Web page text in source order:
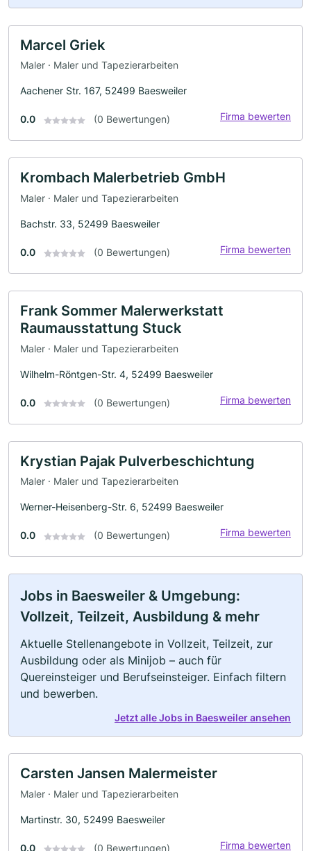
Marcel Griek
Maler · Maler und Tapezierarbeiten
Aachener Str. 167, 52499 Baesweiler
0.0 (0 Bewertungen) Firma bewerten
Krombach Malerbetrieb GmbH
Maler · Maler und Tapezierarbeiten
Bachstr. 33, 52499 Baesweiler
0.0 (0 Bewertungen) Firma bewerten
Frank Sommer Malerwerkstatt
Raumausstattung Stuck
Maler · Maler und Tapezierarbeiten
Wilhelm-Röntgen-Str. 4, 52499 Baesweiler
0.0 (0 Bewertungen) Firma bewerten
Krystian Pajak Pulverbeschichtung
Maler · Maler und Tapezierarbeiten
Werner-Heisenberg-Str. 6, 52499 Baesweiler
0.0 (0 Bewertungen) Firma bewerten
Jobs in Baesweiler & Umgebung:
Vollzeit, Teilzeit, Ausbildung & mehr
Aktuelle Stellenangebote in Vollzeit, Teilzeit, zur
Ausbildung oder als Minijob – auch für
Quereinsteiger und Berufseinsteiger. Einfach filtern
und bewerben.
Jetzt alle Jobs in Baesweiler ansehen
Carsten Jansen Malermeister
Maler · Maler und Tapezierarbeiten
Martinstr. 30, 52499 Baesweiler
0.0 (0 Bewertungen) Firma bewerten